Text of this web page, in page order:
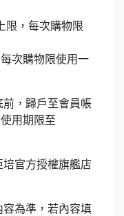
限，每次購物限
次購物限使用一
前，歸戶至會員帳
用期限至
官方授權旗艦店
為準，若內容填